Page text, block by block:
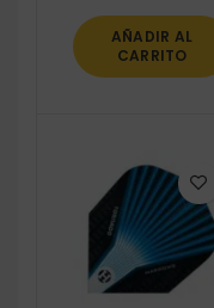
AÑADIR AL
CARRITO